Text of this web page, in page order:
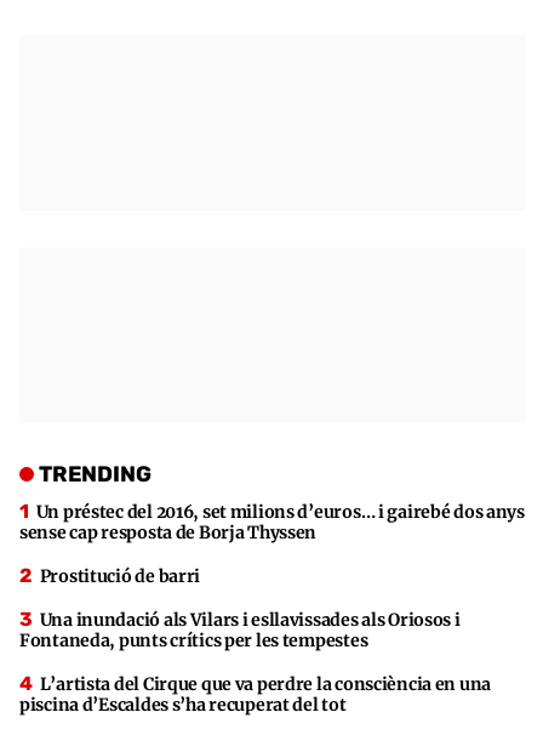
TRENDING
Un préstec del 2016, set milions d’euros… i gairebé dos anys
sense cap resposta de Borja Thyssen
Prostitució de barri
Una inundació als Vilars i esllavissades als Oriosos i
Fontaneda, punts crítics per les tempestes
L’artista del Cirque que va perdre la consciència en una
piscina d’Escaldes s’ha recuperat del tot